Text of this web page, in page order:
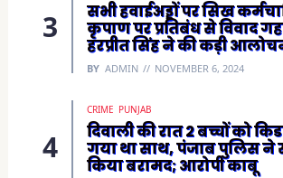
सभी हवाईअड्डों पर सिख
कृपाण पर प्रतिबंध से विवाद
हरप्रीत सिंह ने की कड़ी
BY ADMIN NOVEMBER 6, 2024
CRIME PUNJAB
दिवाली की रात 2 बच्चों को
गया था साथ, पंजाब पुलिस
किया बरामद; आरोपी काबू